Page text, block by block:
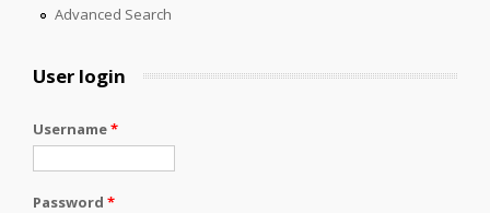
Advanced Search
User login
Username*
Password *